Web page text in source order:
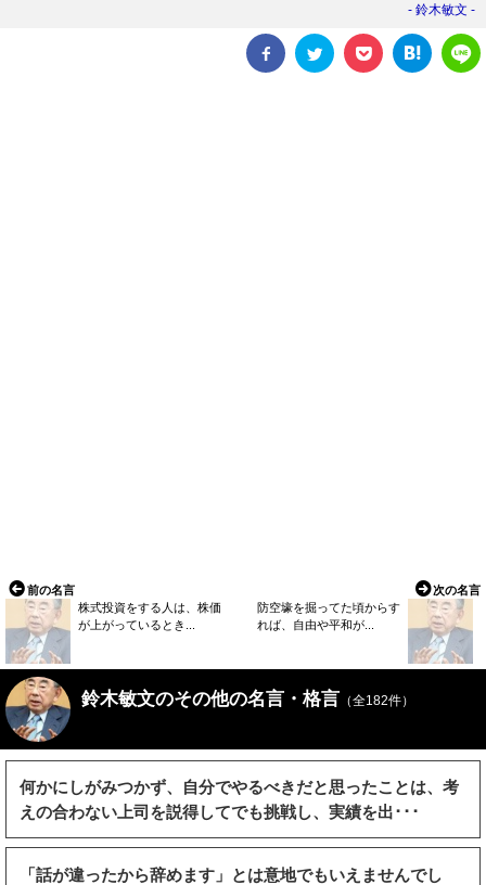
鈴木敏文
前の名言
株式投資をする人は、株価
が上がっているとき...
次の名言
防空壕を掘ってた頃からす
れば、自由や平和が...
鈴木敏文のその他の名言・格言 （全182件）
何かにしがみつかず、自分でやるべきだと思ったことは、考
えの合わない上司を説得してでも挑戦し、実績を出･･･
「話が違ったから辞めます」とは意地でもいえませんでし